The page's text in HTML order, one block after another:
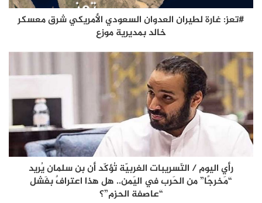
#تعز: غارة لطيران العدوان السعودي الأمريكي شرق معسكر
خالد بمديرية موزع
رأي اليوم / التّسريبات الغربيّة تُؤكّد أن بن سلمان يُريد
“مَخرجًا” من الحَرب في اليَمن.. هل هذا اعترافٌ بفَشل
“عاصفة الحزم”؟